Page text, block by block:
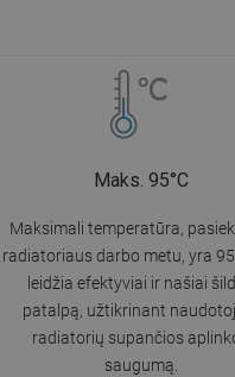
Maks. 95°C
Maksimali temperatūra,
radiatoriaus darbo metu, yra
leidžia efektyviai ir našiai
patalpą, užtikrinant
radiatorių supančios
saugumą.